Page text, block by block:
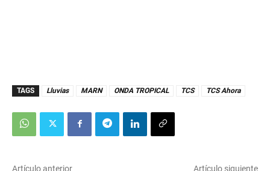
TAGS Lluvias MARN ONDA TROPICAL TCS TCS Ahora
Artículo anterior Artículo siguiente